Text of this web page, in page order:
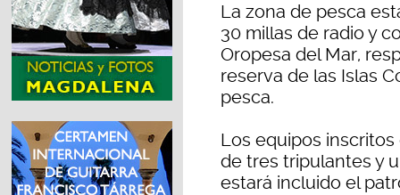
La zona de pesca
30 millas de radio y
Oropesa del Mar,
reserva de las Islas
pesca.
Los equipos
de tres tripulantes y
estará incluido el